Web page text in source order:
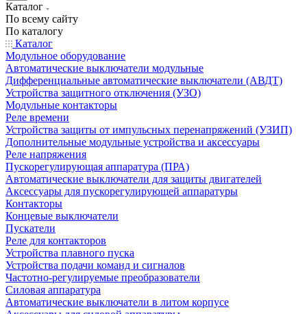
Каталог
По всему сайту
По каталогу
Каталог
Модульное оборудование
Автоматические выключатели модульные
Дифференциальные автоматические выключатели (АВДТ)
Устройства защитного отключения (УЗО)
Модульные контакторы
Реле времени
Устройства защиты от импульсных перенапряжений (УЗИП)
Дополнительные модульные устройства и аксессуары
Реле напряжения
Пускорегулирующая аппаратура (ПРА)
Автоматические выключатели для защиты двигателей
Аксессуары для пускорегулирующей аппаратуры
Контакторы
Концевые выключатели
Пускатели
Реле для контакторов
Устройства плавного пуска
Устройства подачи команд и сигналов
Частотно-регулируемые преобразователи
Силовая аппаратура
Автоматические выключатели в литом корпусе